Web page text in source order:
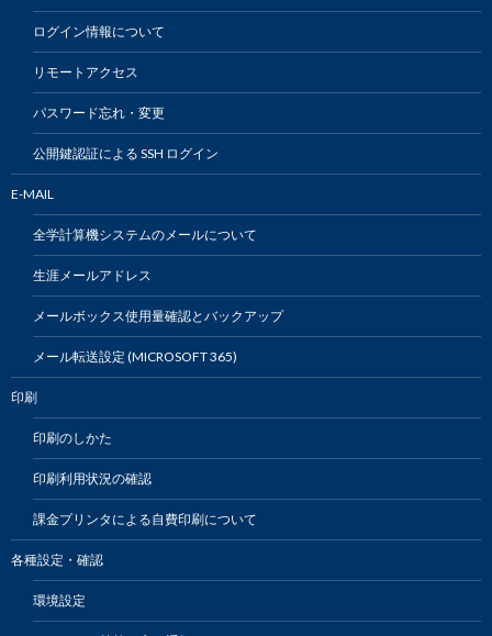
ログイン情報について
リモートアクセス
パスワード忘れ・変更
公開鍵認証による SSH ログイン
E-MAIL
全学計算機システムのメールについて
生涯メールアドレス
メールボックス使用量確認とバックアップ
メール転送設定 (MICROSOFT 365)
印刷
印刷のしかた
印刷利用状況の確認
課金プリンタによる自費印刷について
各種設定・確認
環境設定